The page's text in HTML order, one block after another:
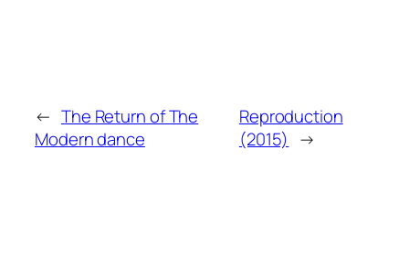
← The Return of The
Modern dance
Reproduction
(2015) →